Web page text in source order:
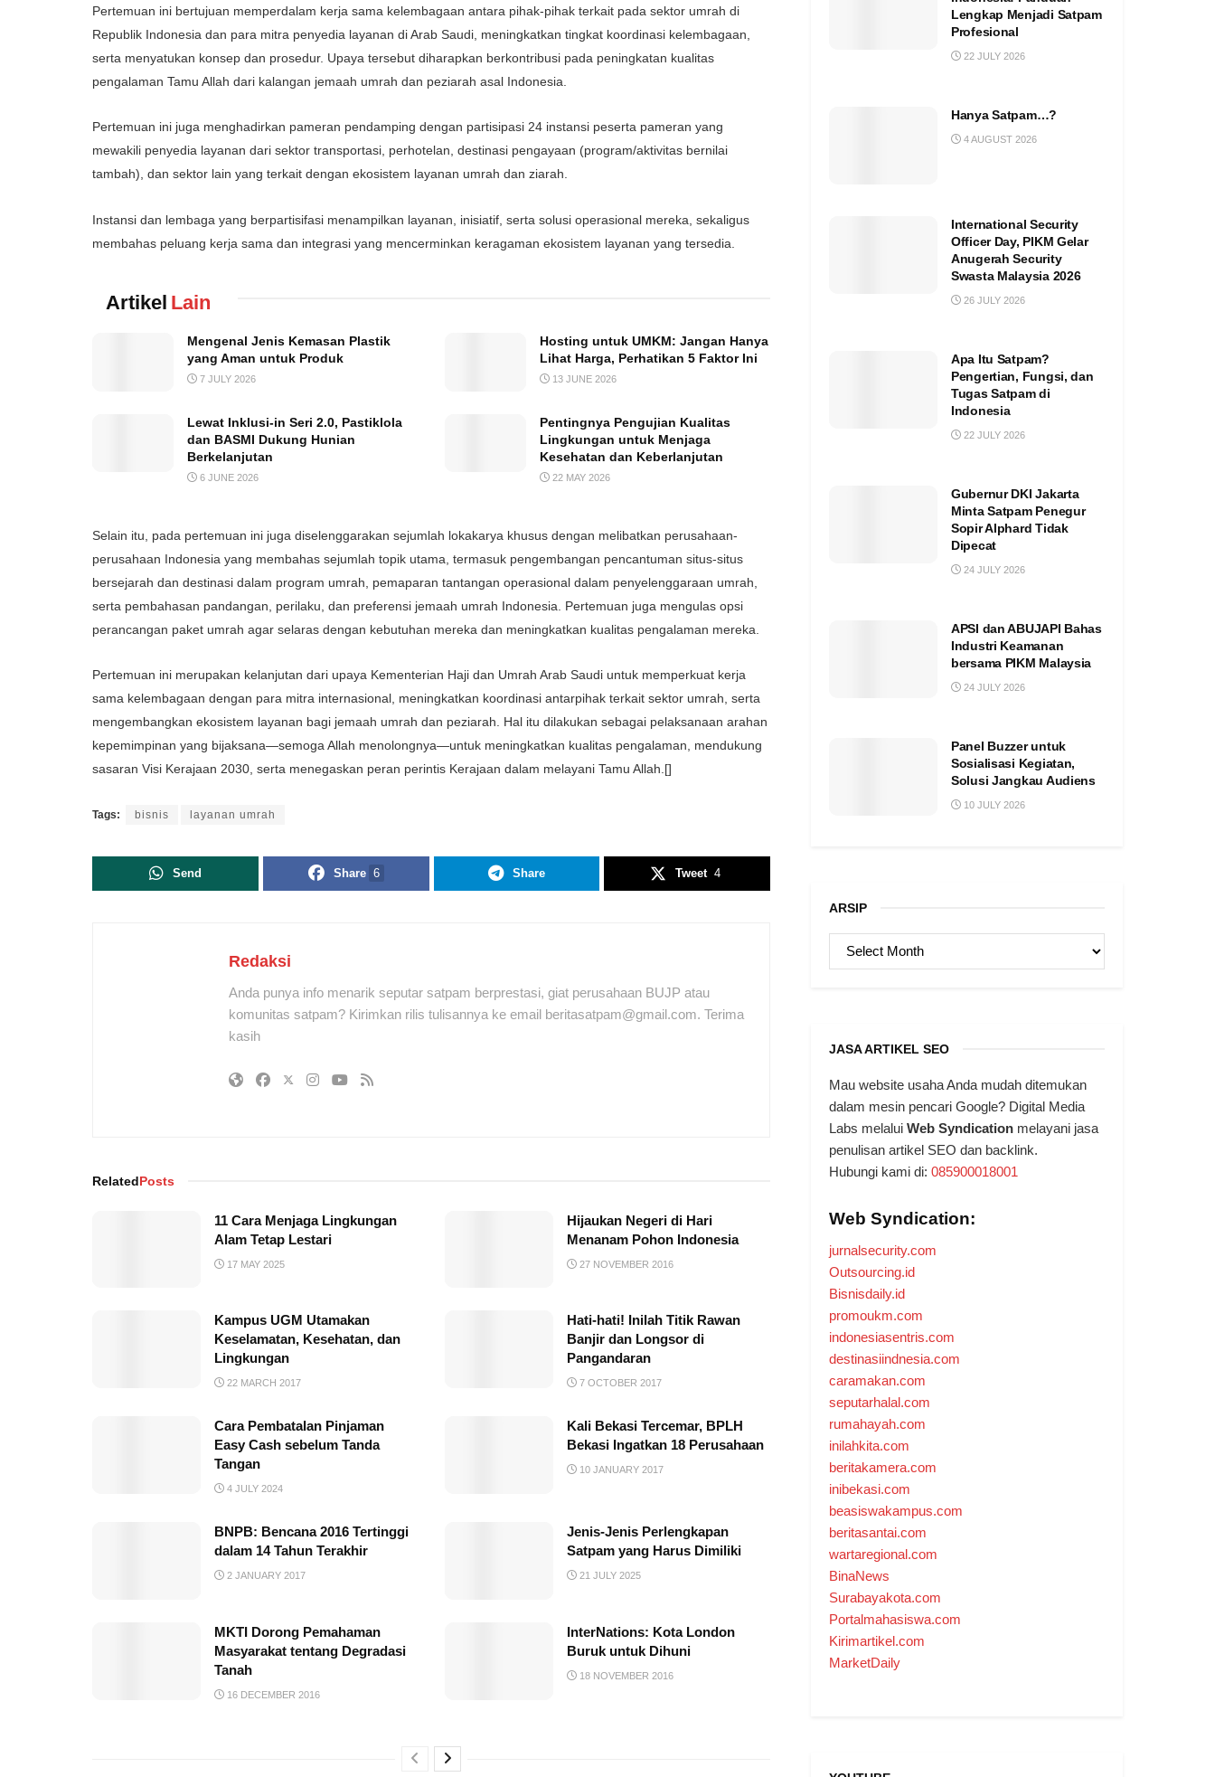
Pertemuan ini bertujuan memperdalam kerja sama kelembagaan antara pihak-pihak terkait pada sektor umrah di
Republik Indonesia dan para mitra penyedia layanan diArab Saudi meningkatkan tingkat koordinasi kelembagaan
serta menyatukan konsep dan prosedur. Upaya tersebut diharapkan berkontribusi pada peningkatan kualitas
pengalaman Tamu Allah dari kalangan jemaah umrah dan peziarah asal Indonesia.​
Pertemuan ini juga menghadirkan pameran pendamping dengan partisipasi 24 instansi peserta pameran yang
mewakili penyedia layanan dari sektor transportasi perhotelan destinasi pengayaan (program/aktivitas bernilai
tambah), dan sektor lain yang terkait dengan ekosistem layanan umrah dan ziarah
Instansi dan lembaga yang berpartisifasi menampilkan layanan inisiatif serta solusi operasional mereka sekaligus
membahas peluang kerja sama dan integrasi yang mencerminkan keragaman ekosistem layanan yang tersedia
Artikel Lain
Mengenal Jenis Kemasan Plastik
yang Aman untuk Produk
7 JULY 2026
Hosting untuk UMKM: Jangan Hanya
Lihat Harga, Perhatikan 5 Faktor Ini
13 JUNE 2026
Lewat Inklusi-in Seri 2.0, Pastiklola
dan BASMI Dukung Hunian
Berkelanjutan
6 JUNE 2026
Pentingnya Pengujian Kualitas
Lingkungan untuk Menjaga
Kesehatan dan Keberlanjutan
22 MAY 2026
Selain itu pada pertemuan ini juga diselenggarakan sejumlah lokakarya khusus dengan melibatkan perusahaan-
perusahaan Indonesia yang membahas sejumlah topik utama termasuk pengembangan pencantuman situs-situs
bersejarah dan destinasi dalam program umrah, pemaparan tantangan operasional dalam penyelenggaraan umrah
serta pembahasan pandangan perilaku , dan preferensi jemaah umrah Indonesia. Pertemuan juga mengulas opsi
perancangan paket umrah agar selaras dengan kebutuhan mereka dan meningkatkan kualitas pengalaman mereka
Pertemuan ini merupakan kelanjutan dari upaya Kementerian Haji dan Umrah Arab Saudi untuk memperkuat kerja
sama kelembagaan dengan para mitra internasional meningkatkan koordinasi antarpihak terkait sektor umrah, serta
mengembangkan ekosistem layanan bagi jemaah umrah dan peziarah . Hal itu dilakukan sebagai pelaksanaan arahan
kepemimpinan yang bijaksana—semoga Allah menolongnya—untuk meningkatkan kualitas pengalaman
mendukung
sasaran Visi Kerajaan 2030, serta menegaskan peran perintis Kerajaan dalam melayani Tamu Allah.[]
Tags: bisnis layanan umrah
Send Share 6 Share Tweet 4
Redaksi
Anda punya info menarik seputar satpam berprestasi, giat perusahaan BUJP atau
komunitas satpam? Kirimkan rilis tulisannya ke email beritasatpam@gmail.com. Terima
kasih
RelatedPosts
11 Cara Menjaga Lingkungan
Alam Tetap Lestari
17 MAY 2025
Hijaukan Negeri di Hari
Menanam Pohon Indonesia
27 NOVEMBER 2016
Kampus UGM Utamakan
Keselamatan, Kesehatan, dan
Lingkungan
22 MARCH 2017
Hati-hati! Inilah Titik Rawan
Banjir dan Longsor di
Pangandaran
7 OCTOBER 2017
Cara Pembatalan Pinjaman
Easy Cash sebelum Tanda
Tangan
4 JULY 2024
Kali Bekasi Tercemar, BPLH
Bekasi Ingatkan 18 Perusahaan
10 JANUARY 2017
BNPB: Bencana 2016 Tertinggi
dalam 14 Tahun Terakhir
2 JANUARY 2017
Jenis-Jenis Perlengkapan
Satpam yang Harus Dimiliki
21 JULY 2025
MKTI Dorong Pemahaman
Masyarakat tentang Degradasi
Tanah
16 DECEMBER 2016
InterNations: Kota London
Buruk untuk Dihuni
18 NOVEMBER 2016
Lengkap Menjadi Satpam
Profesional
22 JULY 2026
Hanya Satpam…?
4 AUGUST 2026
International Security
Officer Day, PIKM Gelar
Anugerah Security
Swasta Malaysia 2026
26 JULY 2026
Apa Itu Satpam?
Pengertian, Fungsi, dan
Tugas Satpam di
Indonesia
22 JULY 2026
Gubernur DKI Jakarta
Minta Satpam Penegur
Sopir Alphard Tidak
Dipecat
24 JULY 2026
APSI dan ABUJAPI Bahas
Industri Keamanan
bersama PIKM Malaysia
24 JULY 2026
Panel Buzzer untuk
Sosialisasi Kegiatan,
Solusi Jangkau Audiens
10 JULY 2026
ARSIP
ARSIP
JASA ARTIKEL SEO
Mau website usaha Anda mudah ditemukan
dalam mesin pencari Google? Digital Media
Labs melalui Web Syndication melayani jasa
penulisan artikel SEO dan backlink.
Hubungi kami di: 085900018001
Web Syndication:
jurnalsecurity.com
Outsourcing.id
Bisnisdaily.id
promoukm.com
indonesiasentris.com
destinasiindnesia.com
caramakan.com
seputarhalal.com
rumahayah.com
inilahkita.com
beritakamera.com
inibekasi.com
beasiswakampus.com
beritasantai.com
wartaregional.com
BinaNews
Surabayakota.com
Portalmahasiswa.com
Kirimartikel.com
MarketDaily